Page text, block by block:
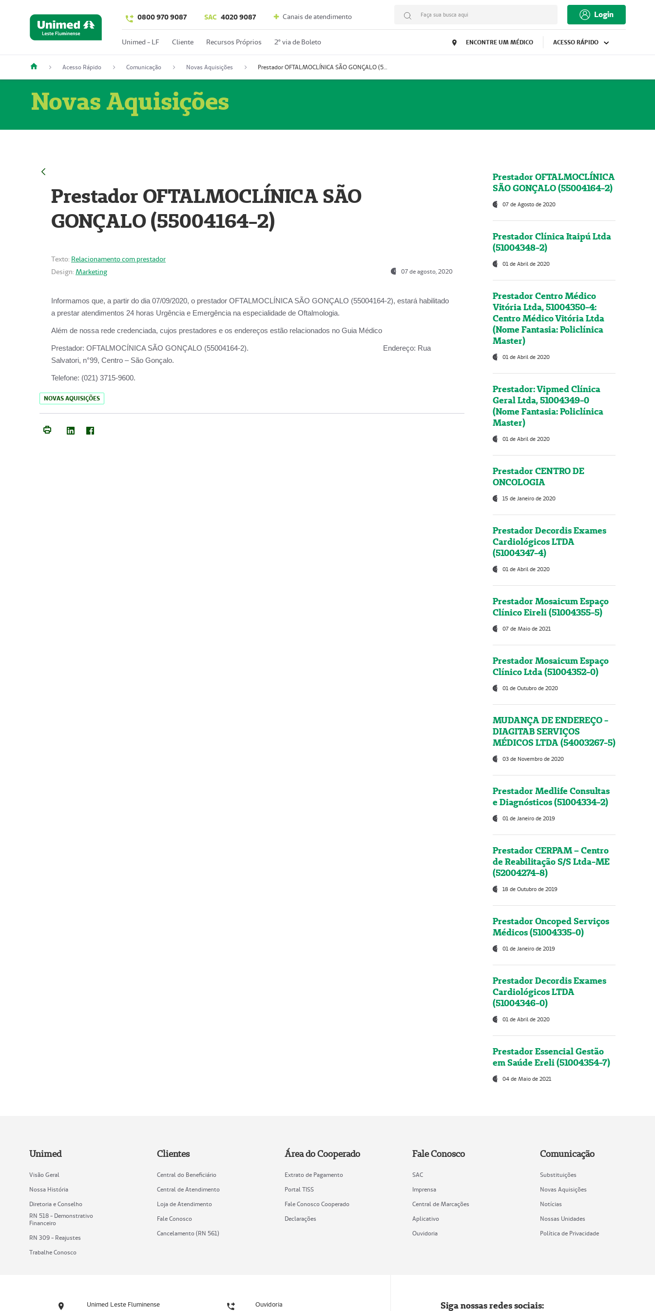
0800 970 9087 SAC 4020 9087 Canais de atendimento Faça sua busca aqui Login
Unimed - LF Cliente Recursos Próprios 2º via de Boleto ENCONTRE UM MÉDICO ACESSO RÁPIDO
Acesso Rápido Comunicação Novas Aquisições Prestador OFTALMOCLÍNICA SÃO GONÇALO (55004164-2)
Novas Aquisições
Prestador OFTALMOCLÍNICA SÃO
GONÇALO (55004164-2)
Texto: Relacionamento com prestador
Design: Marketing 07 de agosto, 2020
Informamos que, a partir do dia 07/09/2020, o prestador OFTALMOCLÍNICA SÃO GONÇALO (55004164-2), estará habilitado
a prestar atendimentos 24 horas Urgência e Emergência na especialidade de Oftalmologia.
Além de nossa rede credenciada, cujos prestadores e os endereços estão relacionados no Guia Médico
Prestador: OFTALMOCÍNICA SÃO GONÇALO (55004164-2). Endereço: Rua
Salvatori, n°99, Centro – São Gonçalo.
Telefone: (021) 3715-9600.
NOVAS AQUISIÇÕES
Prestador OFTALMOCLÍNICA
SÃO GONÇALO (55004164-2)
07 de Agosto de 2020
Prestador Clínica Itaipú Ltda
(51004348-2)
01 de Abril de 2020
Prestador Centro Médico
Vitória Ltda, 51004350-4:
Centro Médico Vitória Ltda
(Nome Fantasia: Policlínica
Master)
01 de Abril de 2020
Prestador: Vipmed Clínica
Geral Ltda, 51004349-0
(Nome Fantasia: Policlínica
Master)
01 de Abril de 2020
Prestador CENTRO DE
ONCOLOGIA
15 de Janeiro de 2020
Prestador Decordis Exames
Cardiológicos LTDA
(51004347-4)
01 de Abril de 2020
Prestador Mosaicum Espaço
Clínico Eireli (51004355-5)
07 de Maio de 2021
Prestador Mosaicum Espaço
Clínico Ltda (51004352-0)
01 de Outubro de 2020
MUDANÇA DE ENDEREÇO -
DIAGITAB SERVIÇOS
MÉDICOS LTDA (54003267-5)
03 de Novembro de 2020
Prestador Medlife Consultas
e Diagnósticos (51004334-2)
01 de Janeiro de 2019
Prestador CERPAM – Centro
de Reabilitação S/S Ltda-ME
(52004274-8)
18 de Outubro de 2019
Prestador Oncoped Serviços
Médicos (51004335-0)
01 de Janeiro de 2019
Prestador Decordis Exames
Cardiológicos LTDA
(51004346-0)
01 de Abril de 2020
Prestador Essencial Gestão
em Saúde Ereli (51004354-7)
04 de Maio de 2021
Unimed
Visão Geral
Nossa História
Diretoria e Conselho
RN 518 - Demonstrativo
Financeiro
RN 309 - Reajustes
Trabalhe Conosco
Clientes
Central do Beneficiário
Central de Atendimento
Loja de Atendimento
Fale Conosco
Cancelamento (RN 561)
Área do Cooperado
Extrato de Pagamento
Portal TISS
Fale Conosco Cooperado
Declarações
Fale Conosco
SAC
Imprensa
Central de Marcações
Aplicativo
Ouvidoria
Comunicação
Substituições
Novas Aquisições
Notícias
Nossas Unidades
Política de Privacidade
Unimed Leste Fluminense Ouvidoria Siga nossas redes sociais: